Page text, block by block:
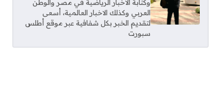
وكتابة الاخبار الرياضية في مصر والوطن
العربي وكذلك الاخبار العالمية، أسعى
لتقديم الخبر بكل شفافية عبر موقع أطلس
سبورت